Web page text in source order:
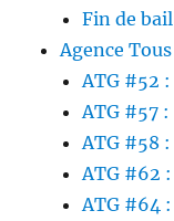
Fin de bail
Agence
ATG #52
ATG #57
ATG #58
ATG #62
ATG #64